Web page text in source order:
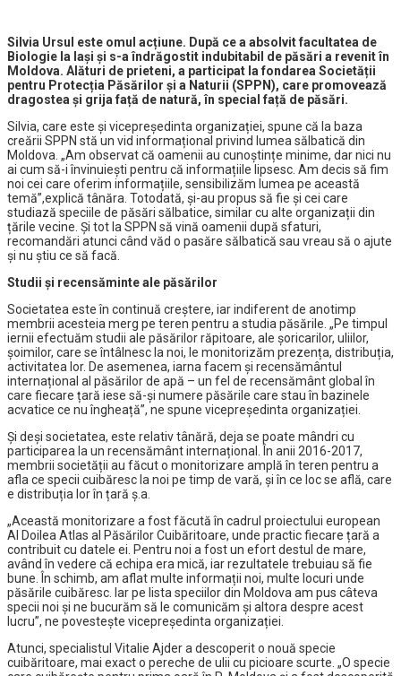
Silvia Ursul este omul acțiune. După ce a absolvit facultatea de
Biologie la Iași și s-a îndrăgostit indubitabil de păsări a revenit în
Moldova. Alături de prieteni, a participat la fondarea Societății
pentru Protecția Păsărilor și a Naturii (SPPN), care promovează
dragostea și grija față de natură, în special față de păsări.
Silvia, care este și vicepreședinta organizației, spune că la baza
creării SPPN stă un vid informațional privind lumea sălbatică din
Moldova. „Am observat că oamenii au cunoștințe minime, dar nici nu
ai cum să-i învinuiești pentru că informațiile lipsesc. Am decis să fim
noi cei care oferim informațiile, sensibilizăm lumea pe această
temă”,explică tânăra. Totodată, și-au propus să fie și cei care
studiază speciile de păsări sălbatice, similar cu alte organizații din
țările vecine. Și tot la SPPN să vină oamenii după sfaturi,
recomandări atunci când văd o pasăre sălbatică sau vreau să o ajute
și nu știu ce să facă.
Studii și recensăminte ale păsărilor
Societatea este în continuă creștere, iar indiferent de anotimp
membrii acesteia merg pe teren pentru a studia păsările. „Pe timpul
iernii efectuăm studii ale păsărilor răpitoare, ale șoricarilor, uliilor,
șoimilor, care se întâlnesc la noi, le monitorizăm prezența, distribuția,
activitatea lor. De asemenea, iarna facem și recensământul
internațional al păsărilor de apă – un fel de recensământ global în
care fiecare țară iese să-și numere păsările care stau în bazinele
acvatice ce nu îngheață”, ne spune vicepreședinta organizației.
Și deși societatea, este relativ tânără, deja se poate mândri cu
participarea la un recensământ internațional. În anii 2016-2017,
membrii societății au făcut o monitorizare amplă în teren pentru a
afla ce specii cuibăresc la noi pe timp de vară, și în ce loc se află, care
e distribuția lor în țară ș.a.
„Această monitorizare a fost făcută în cadrul proiectului european
Al Doilea Atlas al Păsărilor Cuibăritoare, unde practic fiecare țară a
contribuit cu datele ei. Pentru noi a fost un efort destul de mare,
având în vedere că echipa era mică, iar rezultatele trebuiau să fie
bune. În schimb, am aflat multe informații noi, multe locuri unde
păsările cuibăresc. Iar pe lista speciilor din Moldova am pus câteva
specii noi și ne bucurăm să le comunicăm și altora despre acest
lucru”, ne povestește vicepreședinta organizației.
Atunci, specialistul Vitalie Ajder a descoperit o nouă specie
cuibăritoare, mai exact o pereche de ulii cu picioare scurte. „O specie